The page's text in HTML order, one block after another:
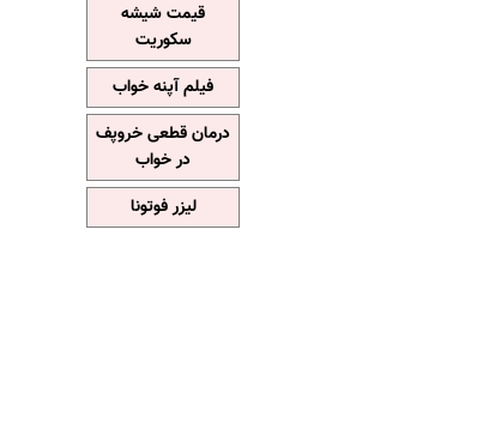
قیمت شیشه
سکوریت
فیلم آپنه خواب
درمان قطعی خروپف
در خواب
لیزر فوتونا